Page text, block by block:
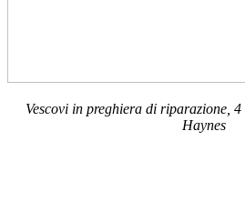
Vescovi in preghiera di riparazione,
Haynes